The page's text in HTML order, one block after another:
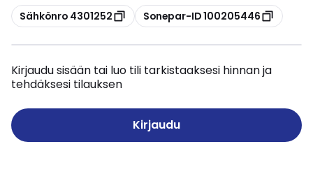
Kopioi
Sähkönro 4301252 Kopioi
Sonepar-ID 100205446
Kirjaudu sisään tai luo tili tarkistaaksesi hinnan ja
tehdäksesi tilauksen
Kirjaudu